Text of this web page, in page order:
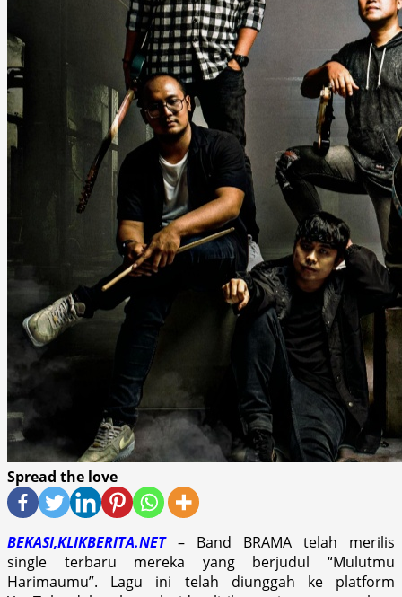
Spread the love
BEKASI,KLIKBERITA.NET– Band BRAMA telah merilis
single terbaru mereka yang berjudul “Mulutmu
Harimaumu”. Lagu ini telah diunggah ke platform